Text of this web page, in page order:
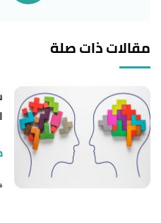
14/6/2023. Edited.
مقالات ذات صلة